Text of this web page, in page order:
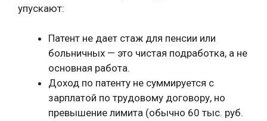
упускают:
Патент не дает стаж для пенсии или
больничных — это чистая подработка, а не
основная работа.
Доход по патенту не суммируется с
зарплатой по трудовому договору, но
превышение лимита (обычно 60 тыс. руб.